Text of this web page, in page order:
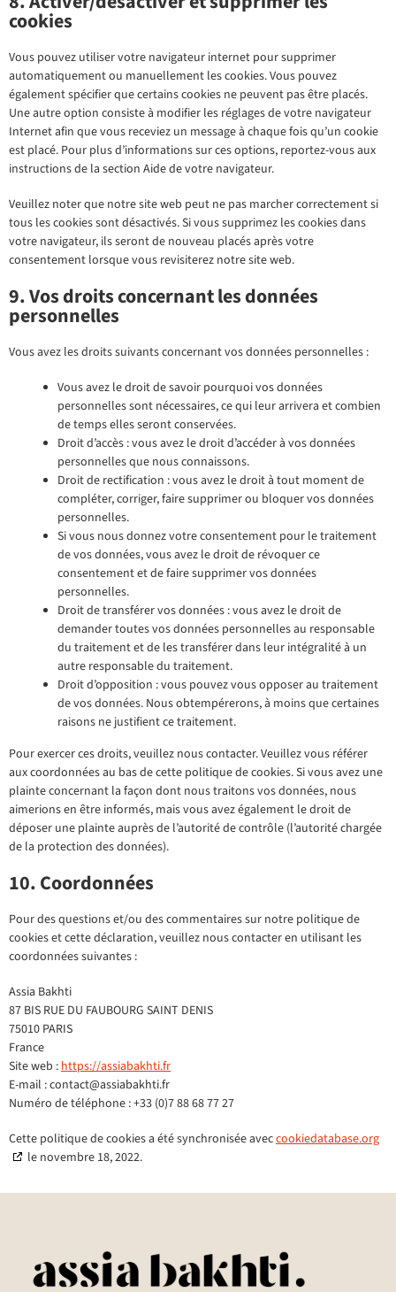
cookies
Vous pouvez utiliser votre navigateur internet pour supprimer
automatiquement ou manuellement les cookies. Vous pouvez
également spécifier que certains cookies ne peuvent pas être placés.
Une autre option consiste à modifier les réglages de votre navigateur
Internet afin que vous receviez un message à chaque fois qu’un cookie
est placé. Pour plus d’informations sur ces options, reportez-vous aux
instructions de la section Aide de votre navigateur.
Veuillez noter que notre site web peut ne pas marcher correctement si
tous les cookies sont désactivés. Si vous supprimez les cookies dans
votre navigateur, ils seront de nouveau placés après votre
consentement lorsque vous revisiterez notre site web.
9. Vos droits concernant les données
personnelles
Vous avez les droits suivants concernant vos données personnelles :
Vous avez le droit de savoir pourquoi vos données
personnelles sont nécessaires, ce qui leur arrivera et combien
de temps elles seront conservées.
Droit d’accès : vous avez le droit d’accéder à vos données
personnelles que nous connaissons.
Droit de rectification : vous avez le droit à tout moment de
compléter, corriger, faire supprimer ou bloquer vos données
personnelles.
Si vous nous donnez votre consentement pour le traitement
de vos données, vous avez le droit de révoquer ce
consentement et de faire supprimer vos données
personnelles.
Droit de transférer vos données : vous avez le droit de
demander toutes vos données personnelles au responsable
du traitement et de les transférer dans leur intégralité à un
autre responsable du traitement.
Droit d’opposition : vous pouvez vous opposer au traitement
de vos données. Nous obtempérerons, à moins que certaines
raisons ne justifient ce traitement.
Pour exercer ces droits, veuillez nous contacter. Veuillez vous référer
aux coordonnées au bas de cette politique de cookies. Si vous avez une
plainte concernant la façon dont nous traitons vos données, nous
aimerions en être informés, mais vous avez également le droit de
déposer une plainte auprès de l’autorité de contrôle (l’autorité chargée
de la protection des données).
10. Coordonnées
Pour des questions et/ou des commentaires sur notre politique de
cookies et cette déclaration, veuillez nous contacter en utilisant les
coordonnées suivantes :
Assia Bakhti
87 BIS RUE DU FAUBOURG SAINT DENIS
75010 PARIS
France
Site web :https://assiabakhti.fr
E-mail :contact@assiabakhti.fr
Numéro de téléphone : +33 (0)7 88 68 77 27
Cette politique de cookies a été synchronisée aveccookiedatabase.org
le novembre 18, 2022.